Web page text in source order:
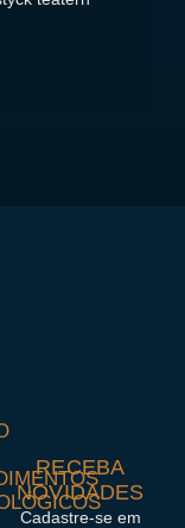
RECEBA
NOVIDADES
Cadastre-se em